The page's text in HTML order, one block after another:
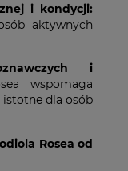
i kondycji:
aktywnych
i
wspomaga
istotne dla osób
Rosea od